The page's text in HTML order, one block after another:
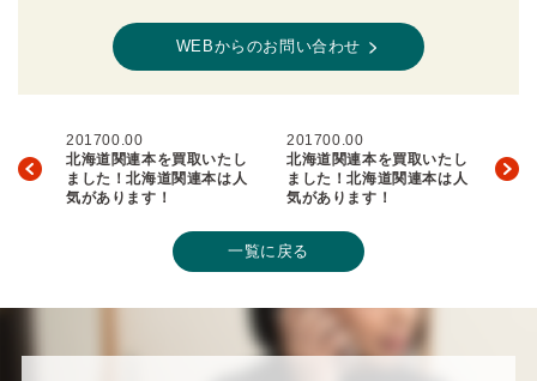
WEBからのお問い合わせ
201700.00
北海道関連本を買取いたし
ました！北海道関連本は人
気があります！
201700.00
北海道関連本を買取いたし
ました！北海道関連本は人
気があります！
一覧に戻る